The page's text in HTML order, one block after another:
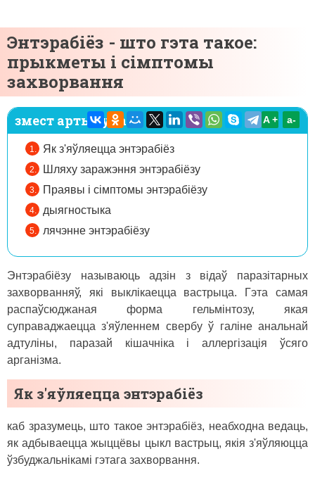
Энтэрабіёз - што гэта такое:
прыкметы і сімптомы
захворвання
змест артыкула:
Як з'яўляецца энтэрабіёз
Шляху заражэння энтэрабіёзу
Праявы і сімптомы энтэрабіёзу
дыягностыка
лячэнне энтэрабіёзу
A + а-
Энтэрабіёзу называюць адзін з відаў паразітарных
захворванняў, які выклікаецца вастрыца. Гэта самая
распаўсюджаная форма гельмінтозу, якая
суправаджаецца з'яўленнем свербу ў галіне анальнай
адтуліны, паразай кішачніка і аллергізація ўсяго
арганізма.
Як з'яўляецца энтэрабіёз
каб зразумець, што такое энтэрабіёз, неабходна ведаць,
як адбываецца жыццёвы цыкл вастрыц, якія з'яўляюцца
ўзбуджальнікамі гэтага захворвання.